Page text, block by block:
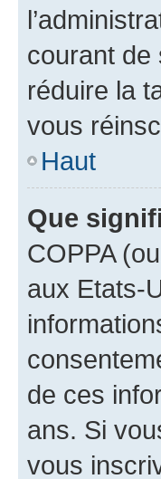
courant de
réduire la
vous
Haut
Que
COPPA (ou
aux Etats-
de ces
ans. Si
vous